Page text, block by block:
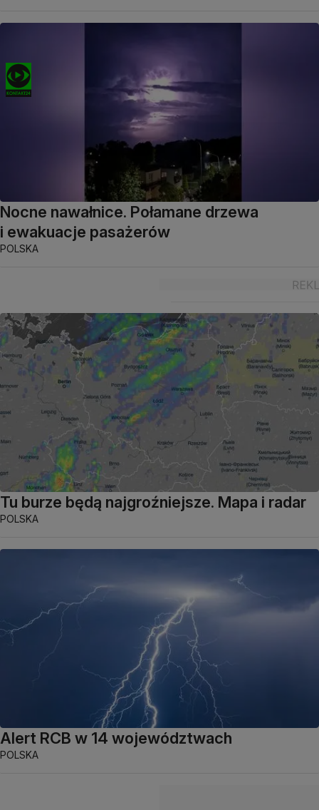
Nocne nawałnice. Połamane drzewa
i ewakuacje pasażerów
POLSKA
Tu burze będą najgroźniejsze. Mapa i radar
POLSKA
Alert RCB w 14 województwach
POLSKA